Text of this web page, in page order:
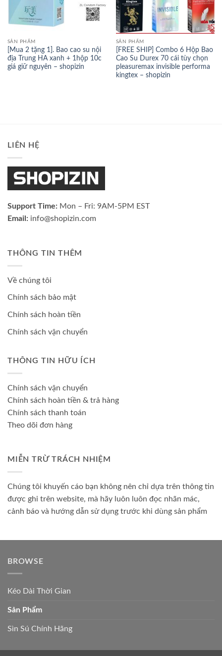
SẢN PHẨM
[Mua 2 tặng 1]. Bao cao su nội
địa Trung HA xanh + 1hộp 10c
giá giữ nguyên – shopizin
SẢN PHẨM
[FREE SHIP] Combo 6 Hộp Bao
Cao Su Durex 70 cái tùy chọn
pleasuremax invisible performa
kingtex – shopizin
LIÊN HỆ
Support Time: Mon – Fri: 9AM-5PM EST
Email: info@shopizin.com
THÔNG TIN THÊM
Về chúng tôi
Chính sách bảo mật
Chính sách hoàn tiền
Chính sách vận chuyển
THÔNG TIN HỮU ÍCH
Chính sách vận chuyển
Chính sách hoàn tiền & trả hàng
Chính sách thanh toán
Theo dõi đơn hàng
MIỄN TRỪ TRÁCH NHIỆM
Chúng tôi khuyến cáo bạn không nên chỉ dựa trên thông tin
được ghi trên website, mà hãy luôn luôn đọc nhãn mác,
cảnh báo và hướng dẫn sử dụng trước khi dùng sản phẩm
BROWSE
Kéo Dài Thời Gian
Sản Phẩm
Sìn Sú Chính Hãng